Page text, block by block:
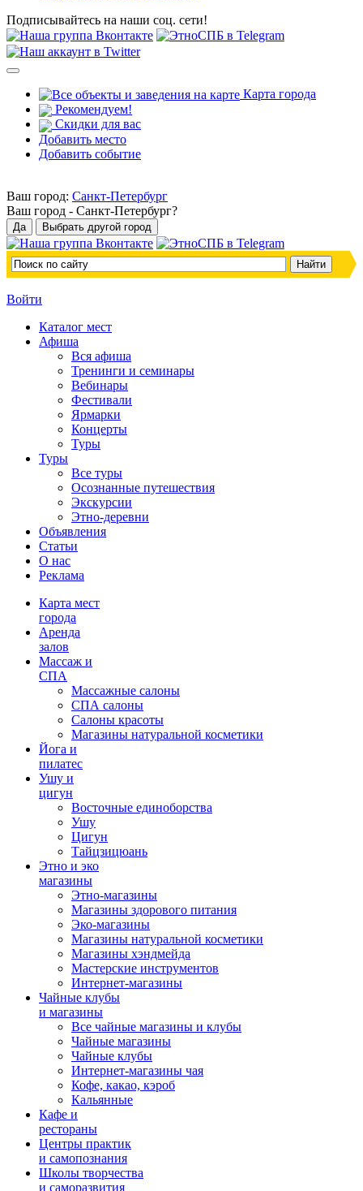
Подписывайтесь на наши соц. сети!
Карта города
Рекомендуем!
Скидки для вас
Добавить место
Добавить событие
Ваш город: Санкт-Петербург
Ваш город - Санкт-Петербург?
Войти
Каталог мест
Афиша
Вся афиша
Тренинги и семинары
Вебинары
Фестивали
Ярмарки
Концерты
Туры
Туры
Все туры
Осознанные путешествия
Экскурсии
Этно-деревни
Объявления
Статьи
О нас
Реклама
Карта мест
города
Аренда
залов
Массаж и
СПА
Массажные салоны
СПА салоны
Салоны красоты
Магазины натуральной косметики
Йога и
пилатес
Ушу и
цигун
Восточные единоборства
Ушу
Цигун
Тайцзицюань
Этно и эко
магазины
Этно-магазины
Магазины здорового питания
Эко-магазины
Магазины натуральной косметики
Магазины хэндмейда
Мастерские инструментов
Интернет-магазины
Чайные клубы
и магазины
Все чайные магазины и клубы
Чайные магазины
Чайные клубы
Интернет-магазины чая
Кофе, какао, кэроб
Кальянные
Кафе и
рестораны
Центры практик
и самопознания
Школы творчества
и саморазвития